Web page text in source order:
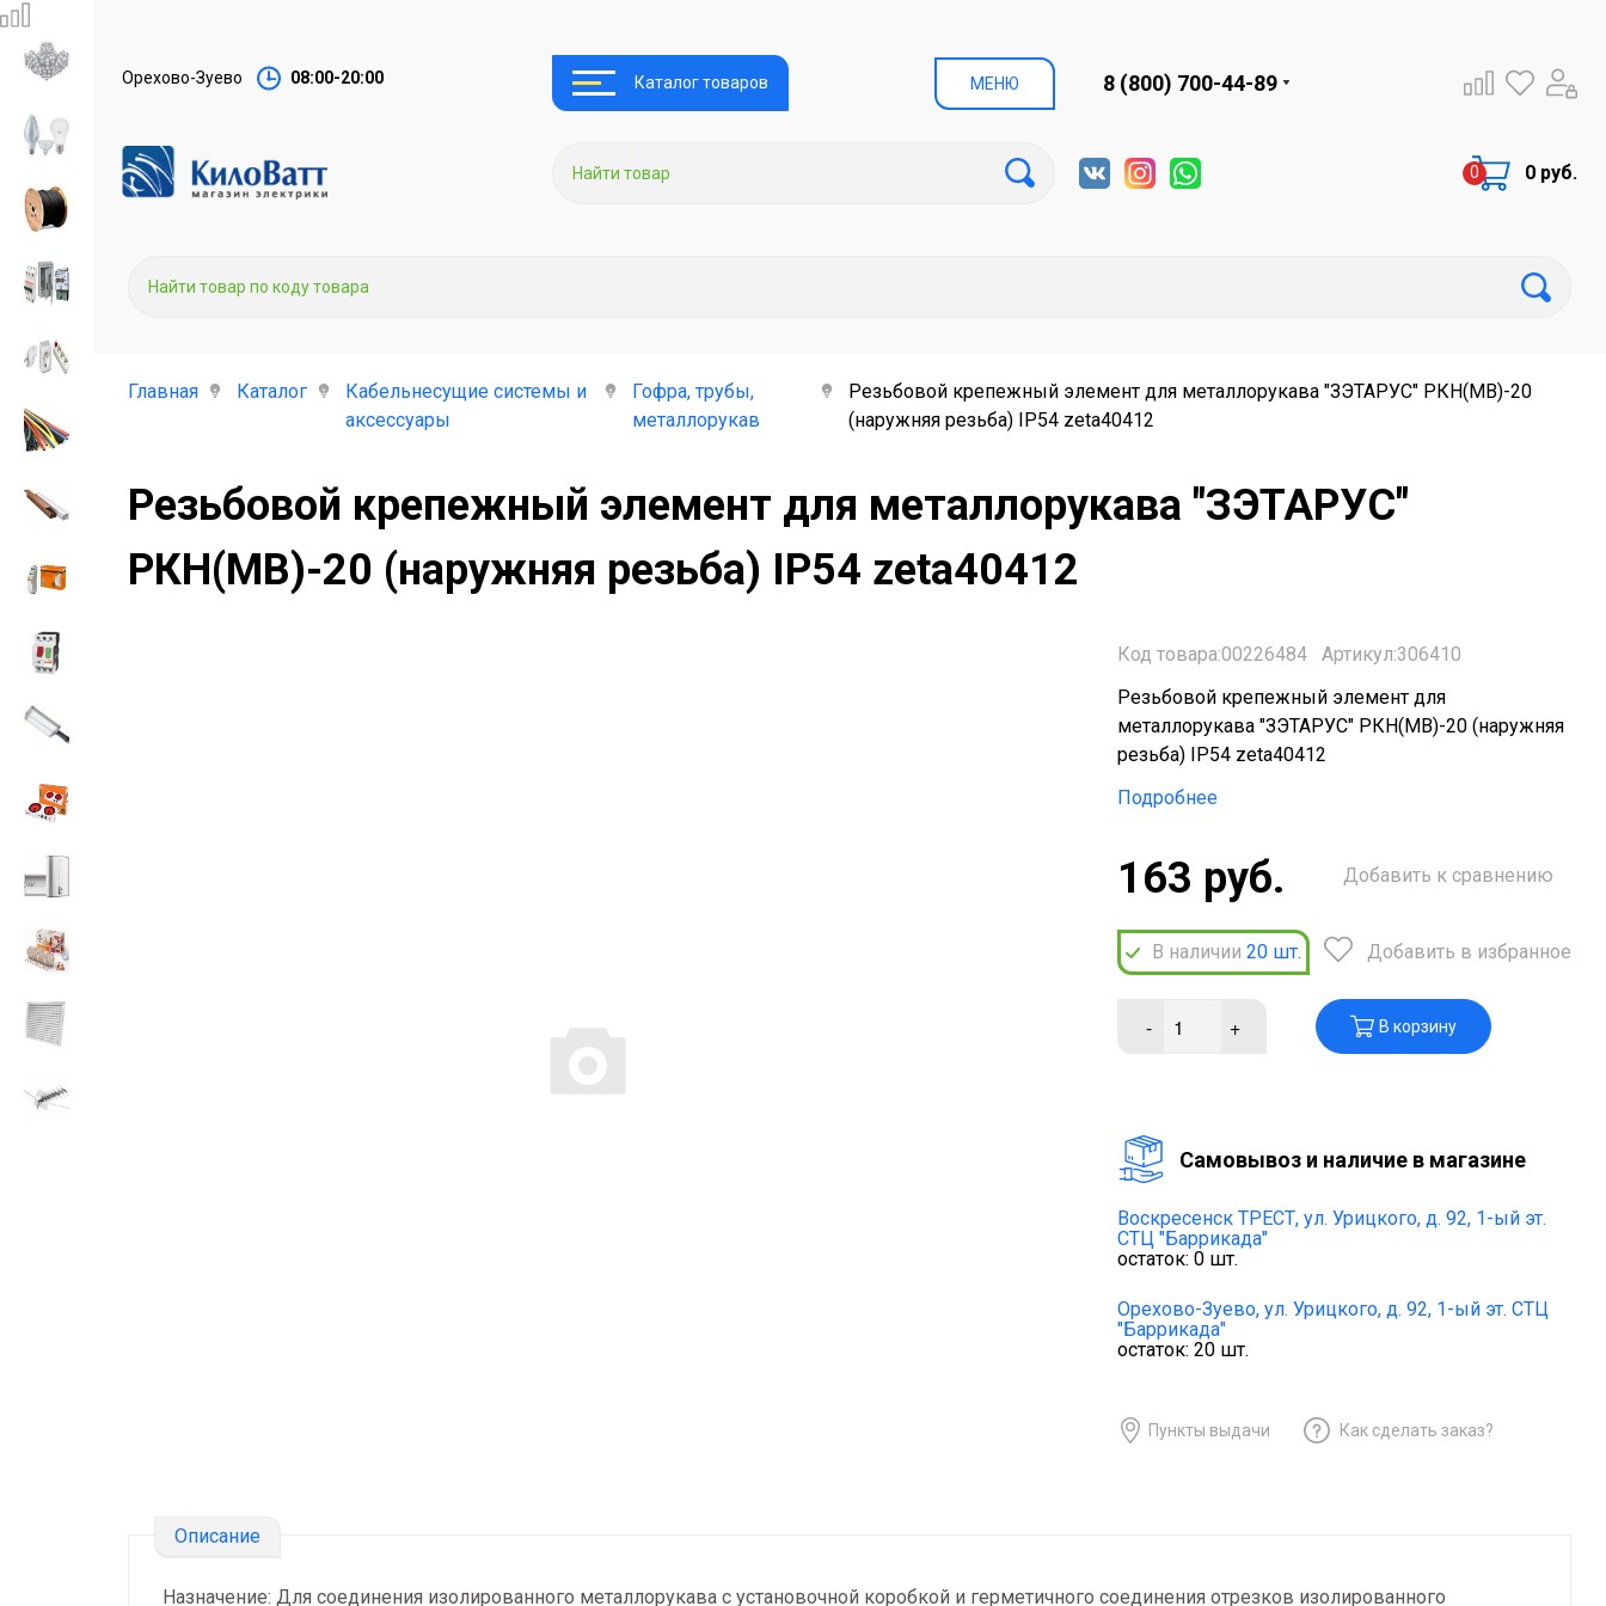
Орехово-Зуево 08:00-20:00 Каталог товаров МЕНЮ 8 (800) 700-44-89
0 руб.
Главная Каталог
Кабельнесущие системы и
аксессуары
Гофра, трубы,
металлорукав
Резьбовой крепежный элемент для металлорукава "ЗЭТАРУС" РКН(МВ)-20
(наружняя резьба) IP54 zeta40412
Резьбовой крепежный элемент для металлорукава "ЗЭТАРУС"
РКН(МВ)-20 (наружняя резьба) IP54 zeta40412
Код товара:00226484
Артикул:306410
Резьбовой крепежный элемент для
металлорукава "ЗЭТАРУС" РКН(МВ)-20 (наружняя
резьба) IP54 zeta40412
Подробнее
163 руб.
В наличии 20 шт.
Добавить к сравнению
Добавить в избранное
- + В корзину
Cамовывоз и наличие в магазине
Воскресенск ТРЕСТ, ул. Урицкого, д. 92, 1-ый эт.
СТЦ "Баррикада"
остаток: 0 шт.
Орехово-Зуево, ул. Урицкого, д. 92, 1-ый эт. СТЦ
"Баррикада"
остаток: 20 шт.
Пункты выдачи Как сделать заказ?
Описание
Назначение: Для соединения изолированного металлорукава с установочной коробкой и герметичного соединения отрезков изолированного